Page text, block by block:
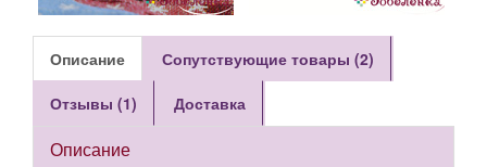
Описание Сопутствующие товары (2)
Отзывы (1) Доставка
Описание